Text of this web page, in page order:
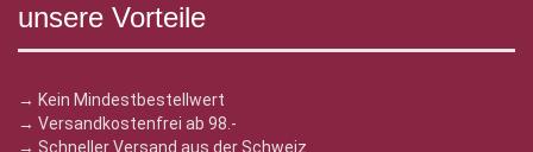
unsere Vorteile
→ Kein Mindestbestellwert
→ Versandkostenfrei ab 98.-
→ Schneller Versand aus der Schweiz